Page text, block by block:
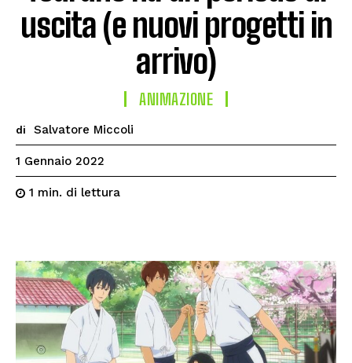
uscita (e nuovi progetti in
arrivo)
ANIMAZIONE
di Salvatore Miccoli
1 Gennaio 2022
1 min. di lettura